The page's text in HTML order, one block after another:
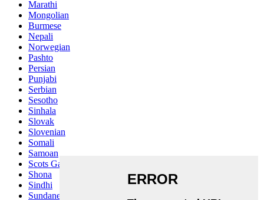
Marathi
Mongolian
Burmese
Nepali
Norwegian
Pashto
Persian
Punjabi
Serbian
Sesotho
Sinhala
Slovak
Slovenian
Somali
Samoan
Scots Gaelic
Shona
Sindhi
Sundanese